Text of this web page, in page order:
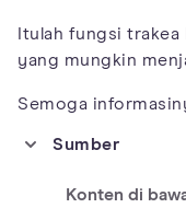
Itulah fungsi trakea
yang mungkin
Semoga
Sumber
https://
Konten di